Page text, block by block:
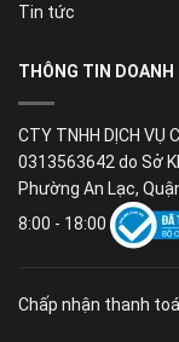
Tin tức
THÔNG TIN DOANH
CTY TNHH DỊCH VỤ
0313563642 do Sở
Phường An Lạc,
8:00 - 18:00
Chấp nhận thanh